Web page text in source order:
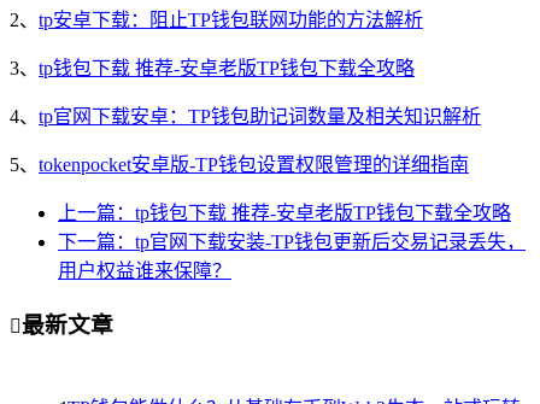
2、 tp安卓下载：阻止TP钱包联网功能的方法解析
3、 tp钱包下载 推荐-安卓老版TP钱包下载全攻略
4、 tp官网下载安卓：TP钱包助记词数量及相关知识解析
5、 tokenpocket安卓版-TP钱包设置权限管理的详细指南
上一篇：tp钱包下载 推荐-安卓老版TP钱包下载全攻略
下一篇：tp官网下载安装-TP钱包更新后交易记录丢失，
用户权益谁来保障？
最新文章